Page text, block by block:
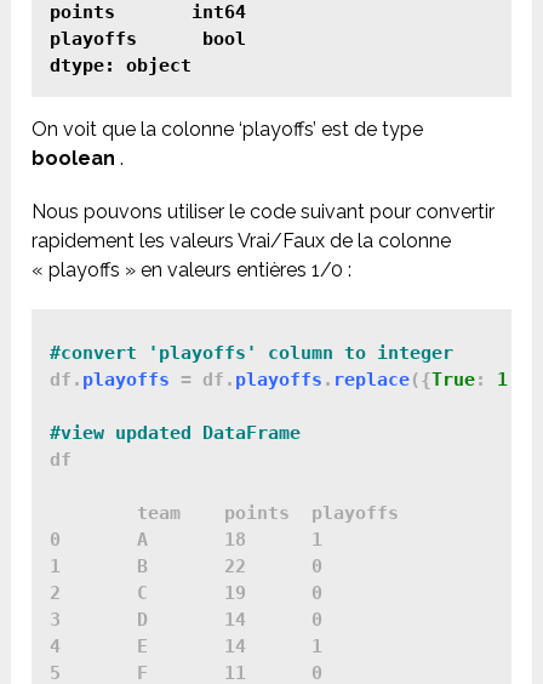
points       int64
playoffs      bool
dtype: object
On voit que la colonne ‘playoffs’ est de type
boolean .
Nous pouvons utiliser le code suivant pour convertir
rapidement les valeurs Vrai/Faux de la colonne
« playoffs » en valeurs entières 1/0 :
#convert 'playoffs' column to integer
df. playoffs = df. playoffs . replace({True: 1
#view updated DataFrame
df
0	A	18	1
1	B	22	0
2	C	19	0
3	D	14	0
4	E	14	1
5	F	11	0